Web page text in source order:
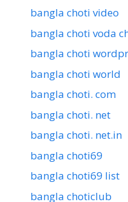
bangla choti video
bangla choti voda
bangla choti
bangla choti world
bangla choti. com
bangla choti. net
bangla choti. net.in
bangla choti69
bangla choti69 list
bangla choticlub